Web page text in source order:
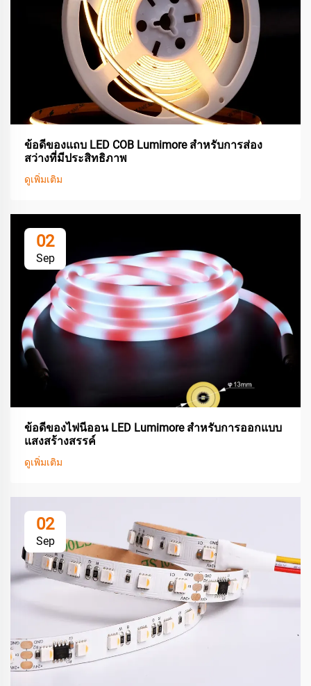
ข้อดีของแถบ LED COB Lumimore สำหรับการส่อง
สว่างที่มีประสิทธิภาพ
ดูเพิ่มเติม
02
Sep
ข้อดีของไฟนีออน LED Lumimore สำหรับการออกแบบ
แสงสร้างสรรค์
ดูเพิ่มเติม
02
Sep